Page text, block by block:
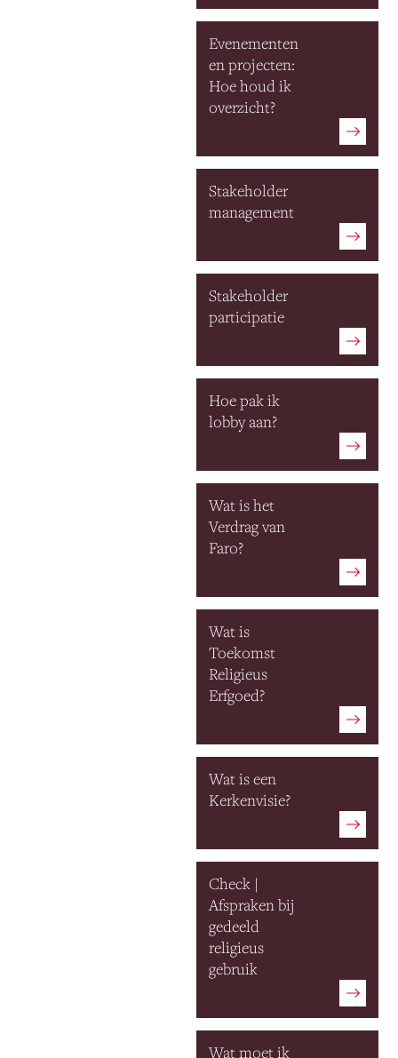
Evenementen
en projecten:
Hoe houd ik
overzicht?
Stakeholder
management
Stakeholder
participatie
Hoe pak ik
lobby aan?
Wat is het
Verdrag van
Faro?
Wat is
Toekomst
Religieus
Erfgoed?
Wat is een
Kerkenvisie?
Check |
Afspraken bij
gedeeld
religieus
gebruik
Wat moet ik